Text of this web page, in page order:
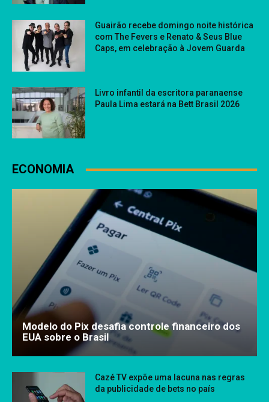
Guairão recebe domingo noite histórica
com The Fevers e Renato & Seus Blue
Caps, em celebração à Jovem Guarda
Livro infantil da escritora paranaense
Paula Lima estará na Bett Brasil 2026
ECONOMIA
Modelo do Pix desafia controle financeiro dos
EUA sobre o Brasil
Cazé TV expõe uma lacuna nas regras
da publicidade de bets no país